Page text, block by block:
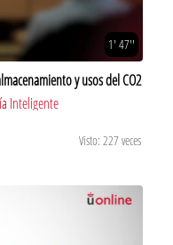
1' 47''
y usos del CO2
Inteligente
Visto: 227 veces